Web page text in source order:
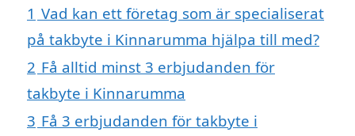
1 Vad kan ett företag som är specialiserat
på takbyte i Kinnarumma hjälpa till med?
2 Få alltid minst 3 erbjudanden för
takbyte i Kinnarumma
3 Få 3 erbjudanden för takbyte i